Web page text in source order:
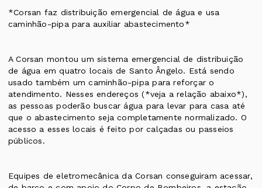
*Corsan faz distribuição emergencial de água e usa
caminhão-pipa para auxiliar abastecimento*
A Corsan montou um sistema emergencial de distribuição
de água em quatro locais de Santo Ângelo. Está sendo
usado também um caminhão-pipa para reforçar o
atendimento. Nesses endereços (*veja a relação abaixo*),
as pessoas poderão buscar água para levar para casa até
que o abastecimento seja completamente normalizado. O
acesso a esses locais é feito por calçadas ou passeios
públicos.
Equipes de eletromecânica da Corsan conseguiram acessar,